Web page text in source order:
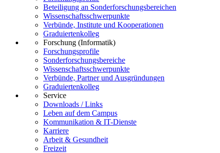
Beteiligung an Sonderforschungsbereichen
Wissenschaftsschwerpunkte
Verbünde, Institute und Kooperationen
Graduiertenkolleg
Forschung (Informatik)
Forschungsprofile
Sonderforschungsbereiche
Wissenschaftsschwerpunkte
Verbünde, Partner und Ausgründungen
Graduiertenkolleg
Service
Downloads / Links
Leben auf dem Campus
Kommunikation & IT-Dienste
Karriere
Arbeit & Gesundheit
Freizeit